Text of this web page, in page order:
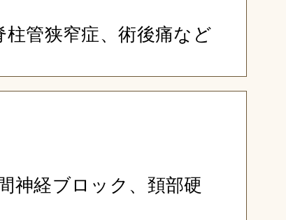
管狭窄症、術後痛など
神経ブロック、頚部硬